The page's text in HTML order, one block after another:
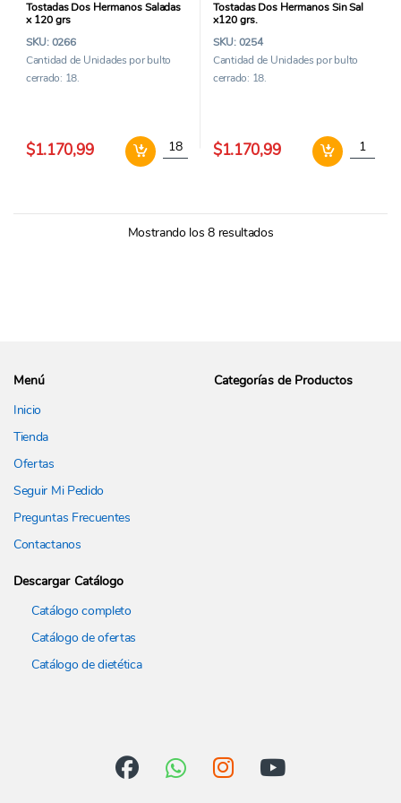
Tostadas Dos Hermanos Saladas
x 120 grs
SKU: 0266
Cantidad de Unidades por bulto
cerrado: 18.
$1.170,99 Tostadas Dos Hermanos Saladas x 120 grs
Tostadas Dos Hermanos Sin Sal
x120 grs.
SKU: 0254
Cantidad de Unidades por bulto
cerrado: 18.
$1.170,99
Mostrando los 8 resultados
Menú
Inicio
Tienda
Ofertas
Seguir Mi Pedido
Preguntas Frecuentes
Contactanos
Categorías de Productos
Descargar Catálogo
Catálogo completo
Catálogo de ofertas
Catálogo de dietética